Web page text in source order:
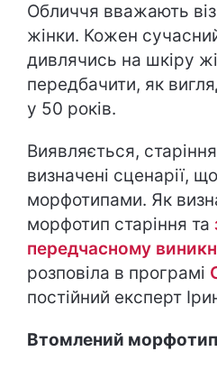
Обличчя вважають
жінки. Кожен
дивлячись на шкіру
передбачити, як
у 50 років.
Виявляється,
визначені сценарії,
морфотипами. Як
морфотип старіння та
передчасному
розповіла в програмі
постійний експерт
Втомлений морфотип